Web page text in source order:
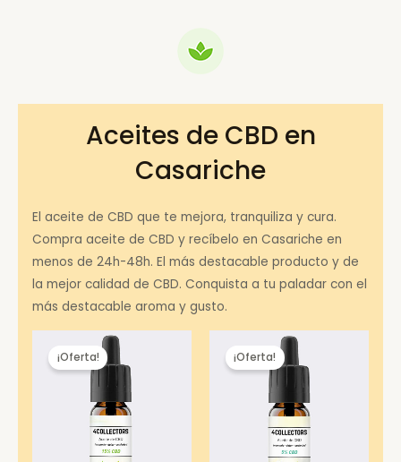
Aceites de CBD en
Casariche
El aceite de CBD que te mejora, tranquiliza y cura.
Compra aceite de CBD y recíbelo en Casariche en
menos de 24h-48h. El más destacable producto y de
la mejor calidad de CBD. Conquista a tu paladar con el
más destacable aroma y gusto.
¡Oferta! ¡Oferta!